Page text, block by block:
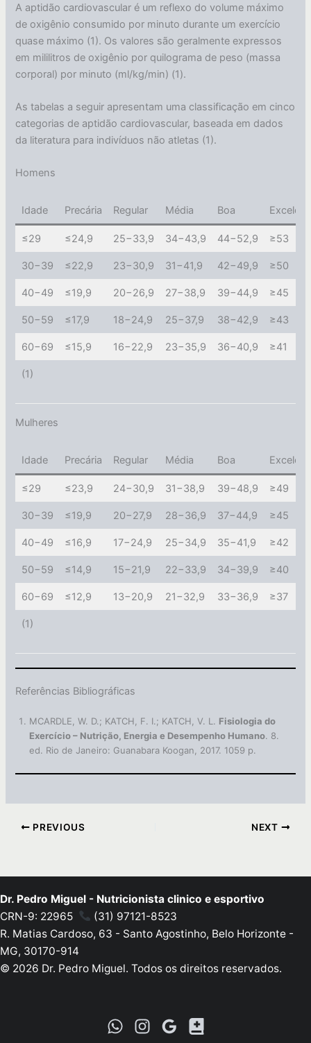
A aptidão cardiovascular é um reflexo do volume máximo
de oxigênio consumido por minuto durante um exercício
quase máximo (1). Os valores são geralmente expressos
em mililitros de oxigênio por quilograma de peso (massa
corporal) por minuto (ml/kg/min) (1).
As tabelas a seguir apresentam uma classificação em cinco
categorias de aptidão cardiovascular, baseada em dados
da literatura para indivíduos não atletas (1).
Homens
Idade Precária Regular Média Boa
≤29 ≤24,9 25−33,9 34−43,9 44−52,9 ≥53
30−39 ≤22,9 23−30,9 31−41,9 42−49,9 ≥50
40−49 ≤19,9 20−26,9 27−38,9 39−44,9 ≥45
50−59 ≤17,9 18−24,9 25−37,9 38−42,9 ≥43
60−69 ≤15,9 16−22,9 23−35,9 36−40,9 ≥41
(1)
Mulheres
Idade Precária Regular Média Boa
≤29 ≤23,9 24−30,9 31−38,9 39−48,9 ≥49
30−39 ≤19,9 20−27,9 28−36,9 37−44,9 ≥45
40−49 ≤16,9 17−24,9 25−34,9 35−41,9 ≥42
50−59 ≤14,9 15−21,9 22−33,9 34−39,9 ≥40
60−69 ≤12,9 13−20,9 21−32,9 33−36,9 ≥37
(1)
Referências Bibliográficas
MCARDLE, W. D.; KATCH, F. I.; KATCH, V. L. Fisiologia do
Exercício – Nutrição, Energia e Desempenho Humano. 8.
ed. Rio de Janeiro: Guanabara Koogan, 2017. 1059 p.
PREVIOUS NEXT
Dr. Pedro Miguel - Nutricionista clinico e esportivo
CRN-9: 22965
(31) 97121-8523
R. Matias Cardoso, 63 - Santo Agostinho, Belo Horizonte -
MG, 30170-914
© 2026 Dr. Pedro Miguel. Todos os direitos reservados.